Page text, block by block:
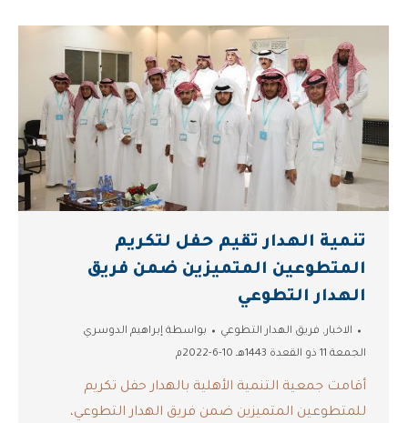
تنمية الهدار تقيم حفل لتكريم
المتطوعين المتميزين ضمن فريق
الهدار التطوعي
الاخبار , فريق الهدار التطوعي بواسطة إبراهيم الدوسري
الجمعة 11 ذو القعدة 1443هـ 10-6-2022م
أقامت جمعية التنمية الأهلية بالهدار حفل تكريم
للمتطوعين المتميزين ضمن فريق الهدار التطوعي،